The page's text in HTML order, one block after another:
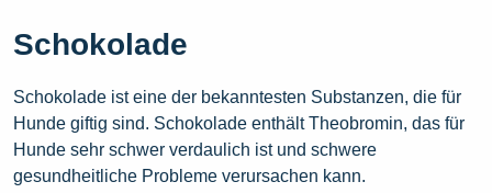
Schokolade
Schokolade ist eine der bekanntesten Substanzen, die für
Hunde giftig sind. Schokolade enthält Theobromin, das für
Hunde sehr schwer verdaulich ist und schwere
gesundheitliche Probleme verursachen kann.